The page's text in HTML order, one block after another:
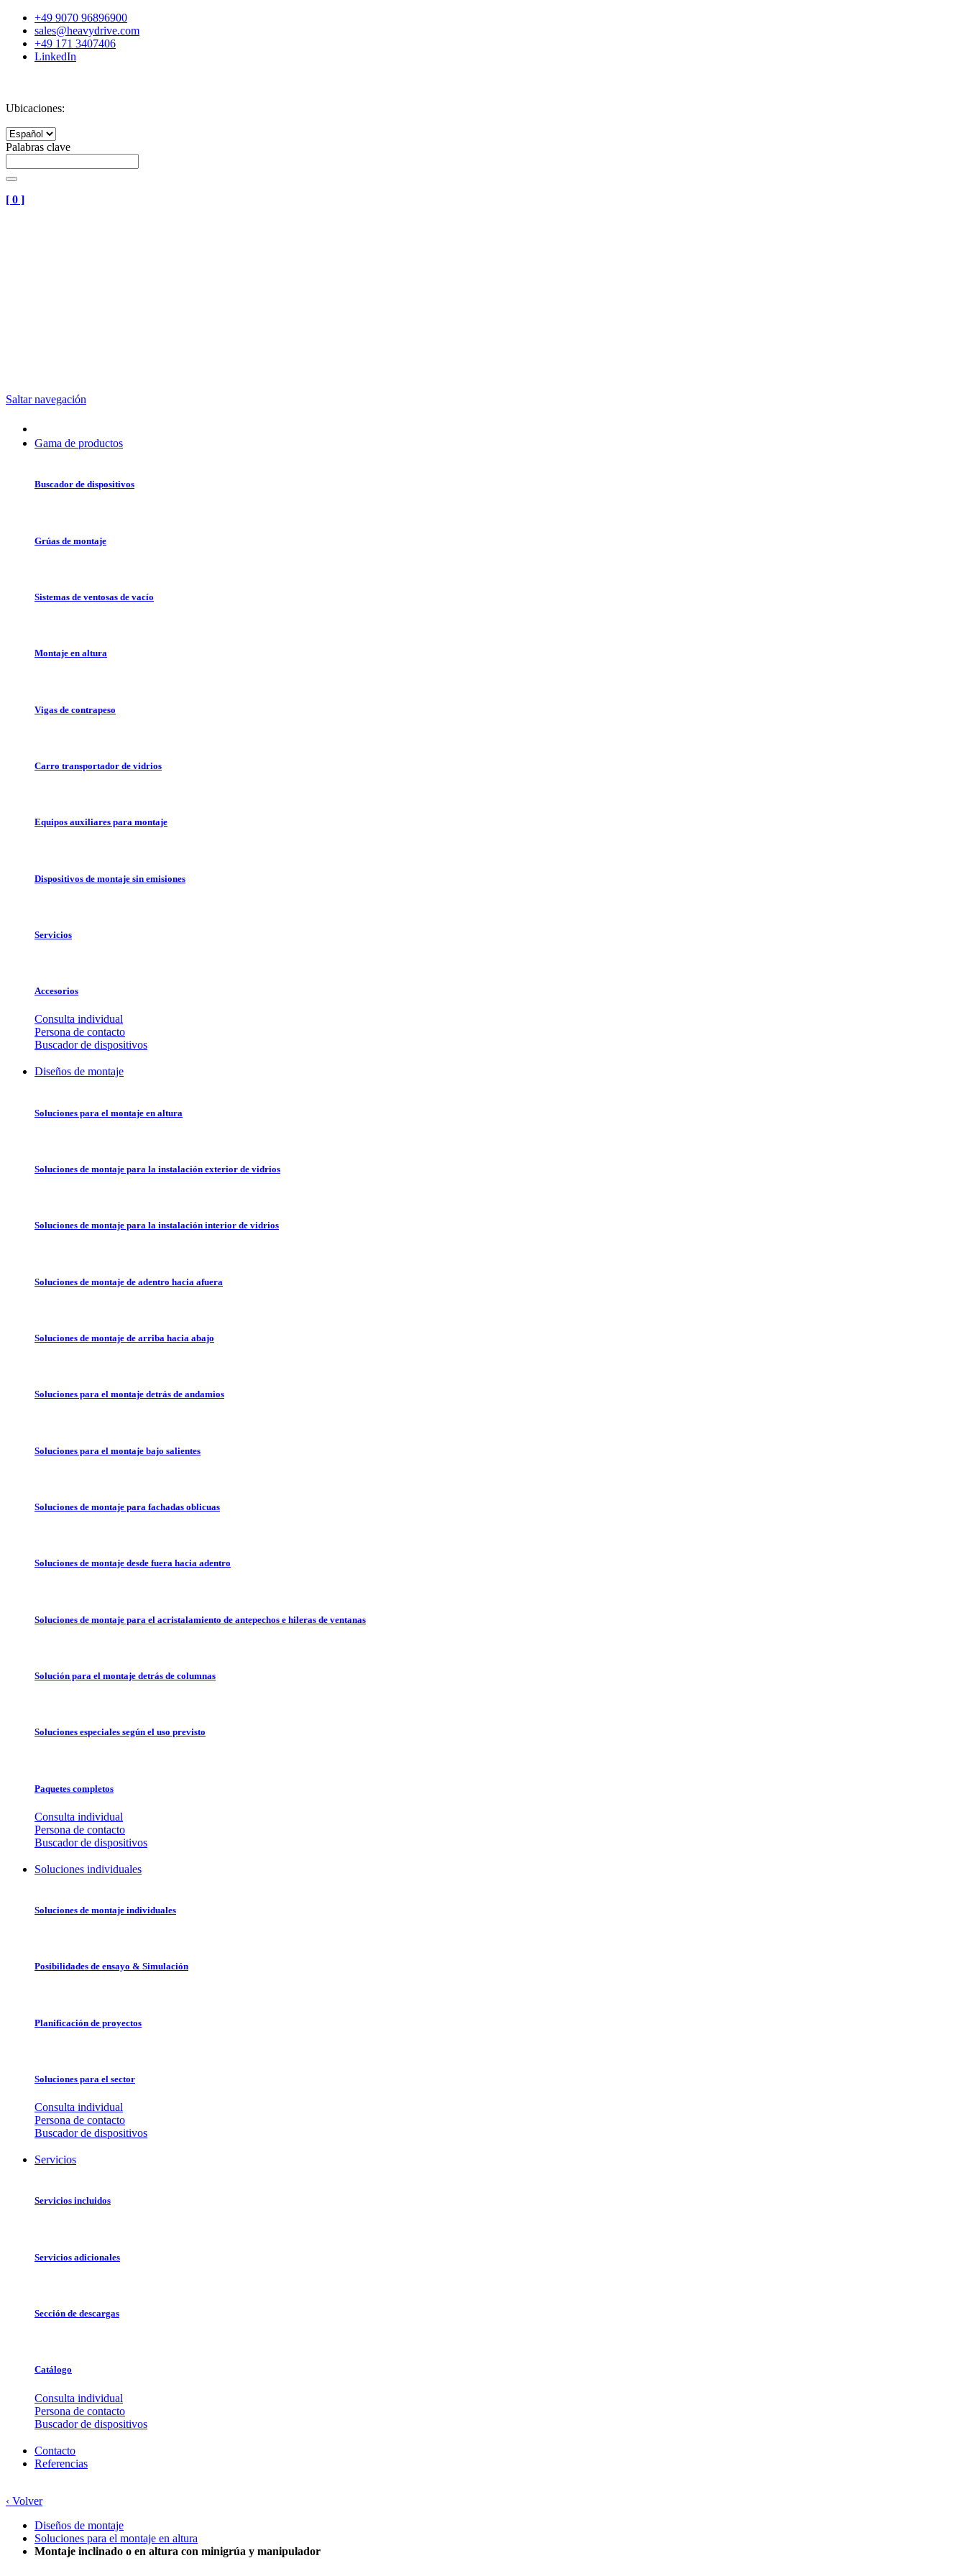
+49 9070 96896900
sales@heavydrive.com
+49 171 3407406
LinkedIn
Ubicaciones:
Palabras clave
[ 0 ]
Saltar navegación
Gama de productos
Buscador de dispositivos
Grúas de montaje
Sistemas de ventosas de vacío
Montaje en altura
Vigas de contrapeso
Carro transportador de vidrios
Equipos auxiliares para montaje
Dispositivos de montaje sin emisiones
Servicios
Accesorios
Consulta individual
Persona de contacto
Buscador de dispositivos
Diseños de montaje
Soluciones para el montaje en altura
Soluciones de montaje para la instalación exterior de vidrios
Soluciones de montaje para la instalación interior de vidrios
Soluciones de montaje de adentro hacia afuera
Soluciones de montaje de arriba hacia abajo
Soluciones para el montaje detrás de andamios
Soluciones para el montaje bajo salientes
Soluciones de montaje para fachadas oblicuas
Soluciones de montaje desde fuera hacia adentro
Soluciones de montaje para el acristalamiento de antepechos e hileras de ventanas
Solución para el montaje detrás de columnas
Soluciones especiales según el uso previsto
Paquetes completos
Consulta individual
Persona de contacto
Buscador de dispositivos
Soluciones individuales
Soluciones de montaje individuales
Posibilidades de ensayo & Simulación
Planificación de proyectos
Soluciones para el sector
Consulta individual
Persona de contacto
Buscador de dispositivos
Servicios
Servicios incluidos
Servicios adicionales
Sección de descargas
Catálogo
Consulta individual
Persona de contacto
Buscador de dispositivos
Contacto
Referencias
‹ Volver
Diseños de montaje
Soluciones para el montaje en altura
Montaje inclinado o en altura con minigrúa y manipulador